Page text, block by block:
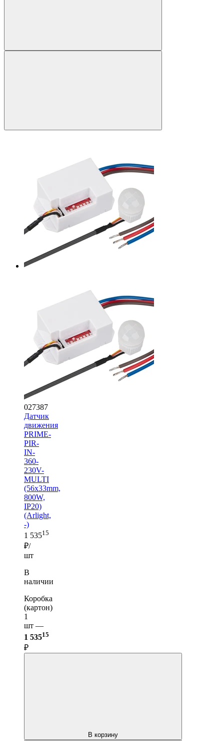
027387
Датчик
движения
PRIME-
PIR-
IN-
360-
230V-
MULTI
(56x33mm,
800W,
IP20)
(Arlight,
-)
1 53515
₽/
шт
В
наличии
Коробка
(картон)
1
шт —
1 53515
₽
В корзину